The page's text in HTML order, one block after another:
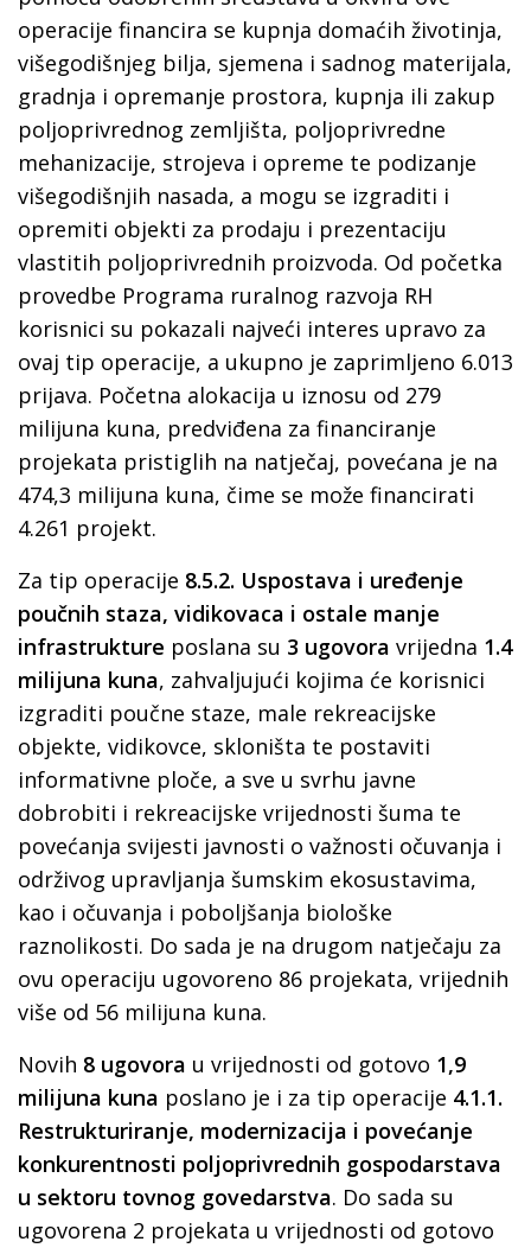
operacije financira se kupnja domaćih životinja,
višegodišnjeg bilja, sjemena i sadnog materijala,
gradnja i opremanje prostora, kupnja ili zakup
poljoprivrednog zemljišta, poljoprivredne
mehanizacije, strojeva i opreme te podizanje
višegodišnjih nasada, a mogu se izgraditi i
opremiti objekti za prodaju i prezentaciju
vlastitih poljoprivrednih proizvoda. Od početka
provedbe Programa ruralnog razvoja RH
korisnici su pokazali najveći interes upravo za
ovaj tip operacije, a ukupno je zaprimljeno 6.013
prijava. Početna alokacija u iznosu od 279
milijuna kuna, predviđena za financiranje
projekata pristiglih na natječaj, povećana je na
474,3 milijuna kuna, čime se može financirati
4.261 projekt.
Za tip operacije 8.5.2. Uspostava i uređenje
poučnih staza, vidikovaca i ostale manje
infrastrukture poslana su 3 ugovora vrijedna 1.4
milijuna kuna, zahvaljujući kojima će korisnici
izgraditi poučne staze, male rekreacijske
objekte, vidikovce, skloništa te postaviti
informativne ploče, a sve u svrhu javne
dobrobiti i rekreacijske vrijednosti šuma te
povećanja svijesti javnosti o važnosti očuvanja i
održivog upravljanja šumskim ekosustavima,
kao i očuvanja i poboljšanja biološke
raznolikosti. Do sada je na drugom natječaju za
ovu operaciju ugovoreno 86 projekata, vrijednih
više od 56 milijuna kuna.
Novih 8 ugovora u vrijednosti od gotovo 1,9
milijuna kuna poslano je i za tip operacije 4.1.1.
Restrukturiranje, modernizacija i povećanje
konkurentnosti poljoprivrednih gospodarstava
u sektoru tovnog govedarstva. Do sada su
ugovorena 2 projekata u vrijednosti od gotovo